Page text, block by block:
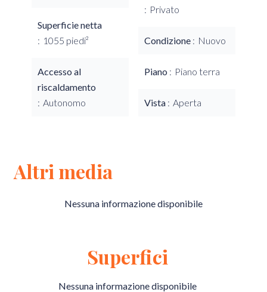
Superficie netta
1055 piedi²
Accesso al
riscaldamento
Autonomo
Privato
Condizione Nuovo
Piano Piano terra
Vista Aperta
Altri media
Nessuna informazione disponibile
Superfici
Nessuna informazione disponibile